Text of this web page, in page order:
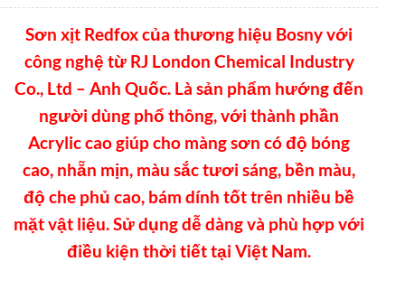
Sơn xịt Redfox của thương hiệu Bosny với
công nghệ từ RJ London Chemical Industry
Co., Ltd – Anh Quốc. Là sản phẩm hướng đến
người dùng phổ thông, với thành phần
Acrylic cao giúp cho màng sơn có độ bóng
cao, nhẵn mịn, màu sắc tươi sáng, bền màu,
độ che phủ cao, bám dính tốt trên nhiều bề
mặt vật liệu. Sử dụng dễ dàng và phù hợp với
điều kiện thời tiết tại Việt Nam.